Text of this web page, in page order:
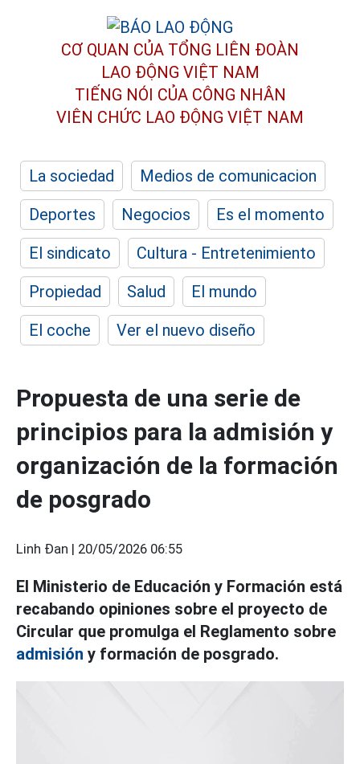
CƠ QUAN CỦA TỔNG LIÊN ĐOÀN
LAO ĐỘNG VIỆT NAM
TIẾNG NÓI CỦA CÔNG NHÂN
VIÊN CHỨC LAO ĐỘNG VIỆT NAM
La sociedad
Medios de comunicacion
Deportes
Negocios
Es el momento
El sindicato
Cultura - Entretenimiento
Propiedad
Salud
El mundo
El coche
Ver el nuevo diseño
Propuesta de una serie de
principios para la admisión y
organización de la formación
de posgrado
Linh Đan | 20/05/2026 06:55
El Ministerio de Educación y Formación está
recabando opiniones sobre el proyecto de
Circular que promulga el Reglamento sobre
admisión y formación de posgrado.